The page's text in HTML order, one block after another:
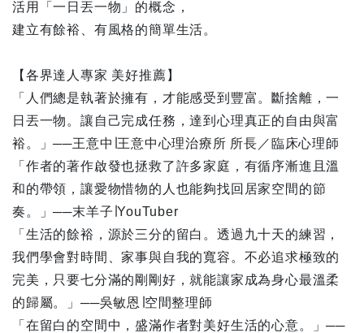
活用「一日丟一物」的概念，
建立有餘裕、有風格的簡單生活。
【各界達人專家 美好推薦】
「人們總是執著於擁有，才能感受到豐富。斷捨離，一
日丟一物。讓自己完成任務，達到心理真正的自由與富
裕。」──王意中∣王意中心理治療所 所長／臨床心理師
「作者的著作啟發也拯救了許多家庭，有循序漸進且溫
和的帶領，讓愛物惜物的人也能夠找回居家空間的節
奏。」──末羊子∣YouTuber
「生活的餘裕，源於三分的留白。透過九十天的練習，
我們學會對時間、家事與自我的寬容。不必追求極致的
完美，只要七分滿的剛剛好，就能讓家成為身心最溫柔
的歸屬。」──吳敏恩∣空間整理師
「在留白的空間中，盛滿作者對美好生活的心意。」──